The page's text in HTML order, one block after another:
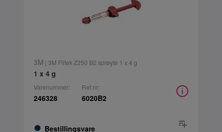
3M | 3M Filtek Z250 B2 sprøyte 1 x 4 g
1 x 4 g
Varenummer:
246328
Bestillingsvare
Ref.nr:
6020B2